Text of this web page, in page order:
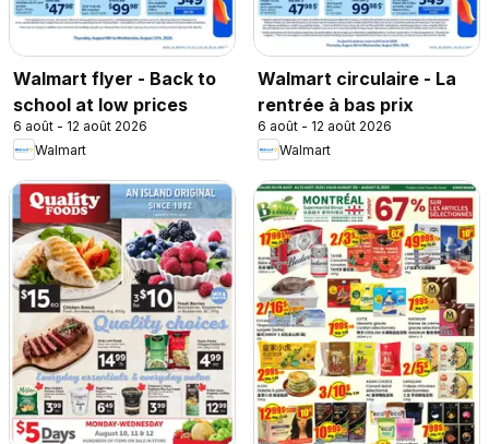
Walmart flyer - Back to
school at low prices
6 août - 12 août 2026
Walmart
Walmart circulaire - La
rentrée à bas prix
6 août - 12 août 2026
Walmart